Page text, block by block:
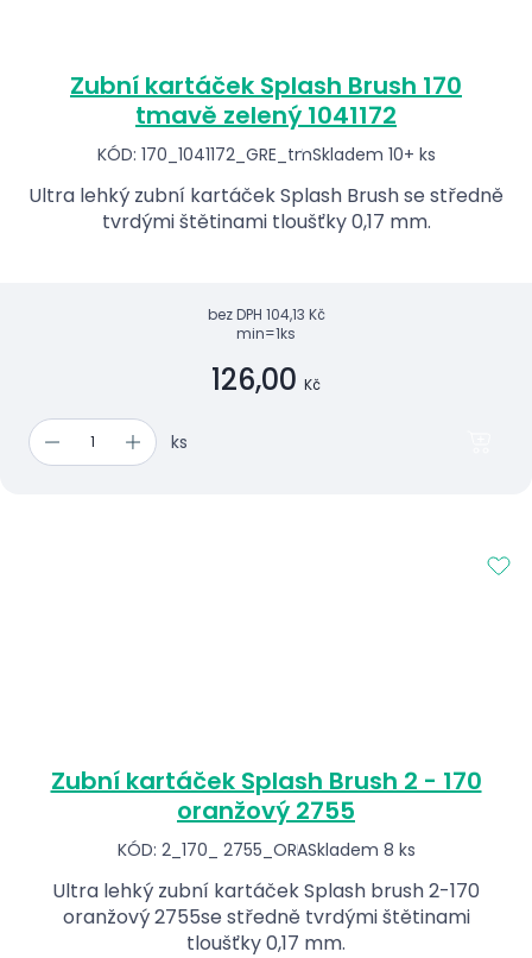
Zubní kartáček Splash Brush 170
tmavě zelený 1041172
KÓD: 170_1041172_GRE_tmSkladem 10+ ks
Ultra lehký zubní kartáček Splash Brush se středně
tvrdými štětinami tloušťky 0,17 mm.
bez DPH 104,13 Kč
min=1ks
126,00 Kč
ks
Zubní kartáček Splash Brush 2 - 170
oranžový 2755
KÓD: 2_170_ 2755_ORASkladem 8 ks
Ultra lehký zubní kartáček Splash brush 2-170
oranžový 2755se středně tvrdými štětinami
tloušťky 0,17 mm.